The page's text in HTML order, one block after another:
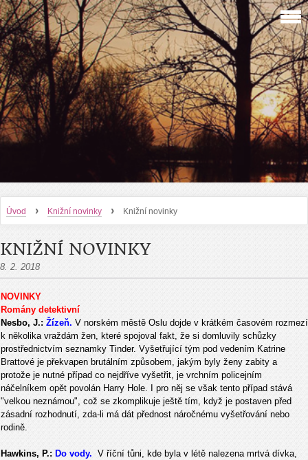
Úvod › Knižní novinky › Knižní novinky
KNIŽNÍ NOVINKY
8. 2. 2018
NOVINKY
Romány detektivní
Nesbo, J.: Žízeň. V norském městě Oslu dojde v krátkém časovém rozmezí
k několika vraždám žen, které spojoval fakt, že si domluvily schůzky
prostřednictvím seznamky Tinder. Vyšetřující tým pod vedením Katrine
Brattové je překvapen brutálním způsobem, jakým byly ženy zabity a
protože je nutné případ co nejdříve vyšetřit, je vrchním policejním
náčelníkem opět povolán Harry Hole. I pro něj se však tento případ stává
"velkou neznámou", což se zkomplikuje ještě tím, když je postaven před
zásadní rozhodnutí, zda-li má dát přednost náročnému vyšetřování nebo
rodině.
Hawkins, P.: Do vody. V říční tůni, kde byla v létě nalezena mrtvá dívka,